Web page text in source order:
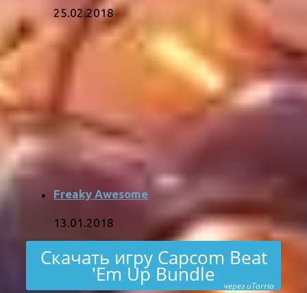
25.02.2018
Freaky Awesome
13.01.2018
Скачать игру Capcom Beat
'Em Up Bundle через uTorria